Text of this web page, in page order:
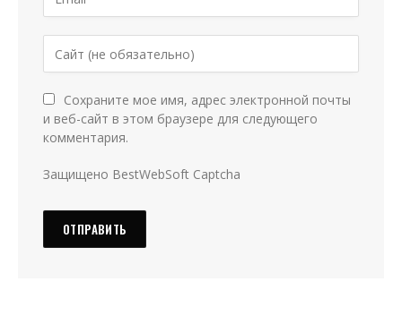
Сохраните мое имя, адрес электронной почты
и веб-сайт в этом браузере для следующего
комментария.
Защищено BestWebSoft Captcha